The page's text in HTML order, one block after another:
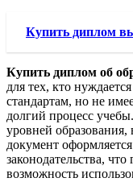
Купить диплом
Купить диплом об
для тех, кто
стандартам, но не
долгий процесс
уровней
документ
законодательства,
возможность